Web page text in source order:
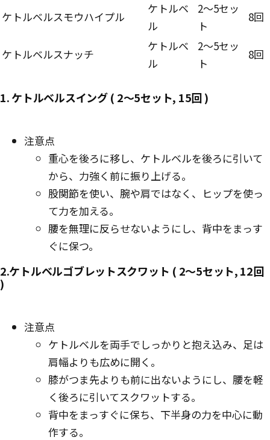
ケトルベルスモウハイプル
ケトルベ
ル
2〜5セッ
ト
8回
ケトルベルスナッチ
ケトルベ
ル
2〜5セッ
ト
8回
1. ケトルベルスイング ( 2〜5セット, 15回 )
注意点
重心を後ろに移し、ケトルベルを後ろに引いて
から、力強く前に振り上げる。
股関節を使い、腕や肩ではなく、ヒップを使っ
て力を加える。
腰を無理に反らせないようにし、背中をまっす
ぐに保つ。
2.ケトルベルゴブレットスクワット ( 2〜5セット, 12回
)
注意点
ケトルベルを両手でしっかりと抱え込み、足は
肩幅よりも広めに開く。
膝がつま先よりも前に出ないようにし、腰を軽
く後ろに引いてスクワットする。
背中をまっすぐに保ち、下半身の力を中心に動
作する。